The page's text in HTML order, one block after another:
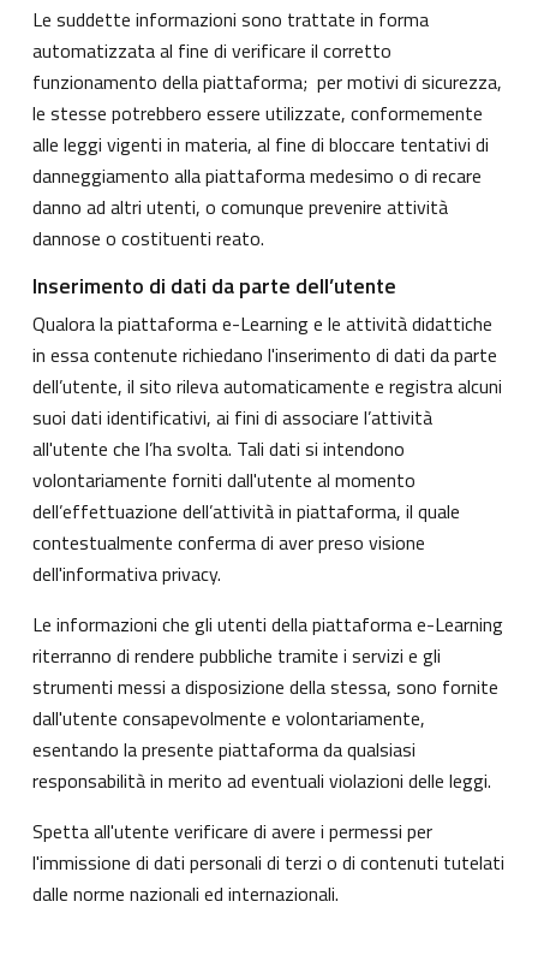
Le suddette informazioni sono trattate in forma
automatizzata al fine di verificare il corretto
funzionamento della piattaforma; per motivi di sicurezza,
le stesse potrebbero essere utilizzate, conformemente
alle leggi vigenti in materia, al fine di bloccare tentativi di
danneggiamento alla piattaforma medesimo o di recare
danno ad altri utenti, o comunque prevenire attività
dannose o costituenti reato.
Inserimento di dati da parte dell’utente
Qualora la piattaforma e-Learning e le attività didattiche
in essa contenute richiedano l'inserimento di dati da parte
dell’utente, il sito rileva automaticamente e registra alcuni
suoi dati identificativi, ai fini di associare l’attività
all'utente che l’ha svolta. Tali dati si intendono
volontariamente forniti dall'utente al momento
dell’effettuazione dell’attività in piattaforma, il quale
contestualmente conferma di aver preso visione
dell'informativa privacy.
Le informazioni che gli utenti della piattaforma e-Learning
riterranno di rendere pubbliche tramite i servizi e gli
strumenti messi a disposizione della stessa, sono fornite
dall'utente consapevolmente e volontariamente,
esentando la presente piattaforma da qualsiasi
responsabilità in merito ad eventuali violazioni delle leggi.
Spetta all'utente verificare di avere i permessi per
l'immissione di dati personali di terzi o di contenuti tutelati
dalle norme nazionali ed internazionali.